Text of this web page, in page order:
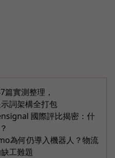
實測整理，
詞架構全打包
國際評比揭密：什
為何仍導入機器人？物流
工難題